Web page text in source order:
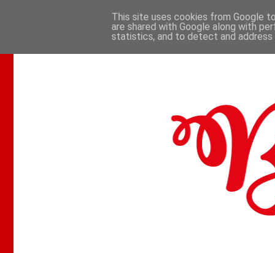
This site uses cookies from Google
are shared with Google along with
statistics, and to detect and address